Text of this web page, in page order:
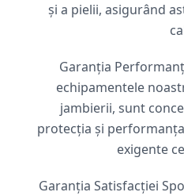
și a pielii, asigurând
Garanția
echipamentele
jambierii, sunt
protecția și
exigente
Garanția Satisfacției